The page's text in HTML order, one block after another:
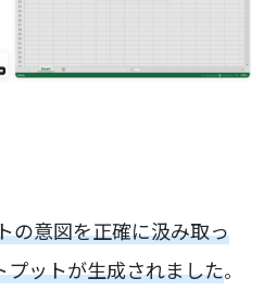
の意図を正確に汲み取っ
ットが生成されました。